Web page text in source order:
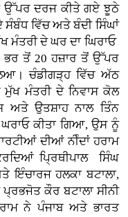
ਉੱਪਰ ਦਰਜ ਕੀਤੇ ਗਏ ਝੂਠੇ
ਵਿੱਚ ਅਤੇ ਬੰਦੀ ਸਿੰਘਾਂ
ਮੰਤਰੀ ਦੇ ਘਰ ਦਾ ਘਿਰਾਓ
ਭਰ ਤੋਂ 20 ਹਜ਼ਾਰ ਤੋਂ ਉੱਪਰ
ਚੰਡੀਗੜ੍ਹ ਵਿੱਚ ਅੱਠ
ਮੰਤਰੀ ਦੇ ਨਿਵਾਸ ਕੋਲ
ਅਤੇ ਉਤਸ਼ਾਹ ਨਾਲ ਤਿੰਨ
ਕੀਤਾ ਗਿਆ, ਉਸ ਨੂੰ
ਦੀਆਂ ਨੀੰਦਾਂ ਹਰਾਮ
ਪ੍ਰਿਥੀਪਾਲ ਸਿੰਘ
ਇੰਚਾਰਜ ਹਲਕਾ ਬਟਾਲਾ,
ਕੌਰ ਬਟਾਲਾ ਸੀਨੀ
ਨੇ ਪੰਜਾਬ ਅਤੇ ਭਾਰਤ